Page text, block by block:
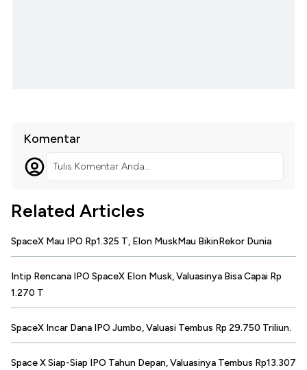
Komentar
Tulis Komentar Anda...
Related Articles
SpaceX Mau IPO Rp1.325 T, Elon MuskMau BikinRekor Dunia
Intip Rencana IPO SpaceX Elon Musk, Valuasinya Bisa Capai Rp
1.270 T
SpaceX Incar Dana IPO Jumbo, Valuasi Tembus Rp 29.750 Triliun.
Space X Siap-Siap IPO Tahun Depan, Valuasinya Tembus Rp13.307